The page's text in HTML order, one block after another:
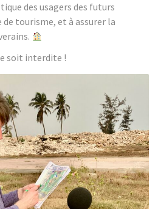
des usagers des futurs
tourisme, et à assurer la
soit interdite !